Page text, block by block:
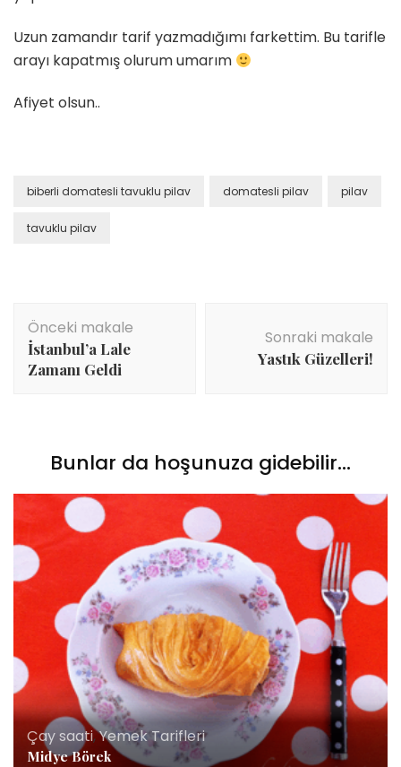
Uzun zamandır tarif yazmadığımı farkettim. Bu tarifle
arayı kapatmış olurum umarım
Afiyet olsun..
biberli domatesli tavuklu pilav domatesli pilav pilav
tavuklu pilav
Yazı
dolaşımı
Önceki makale
İstanbul’a Lale
Zamanı Geldi
Sonraki makale
Yastık Güzelleri!
Bunlar da hoşunuza gidebilir...
Çay saati,Yemek Tarifleri
Midye Börek